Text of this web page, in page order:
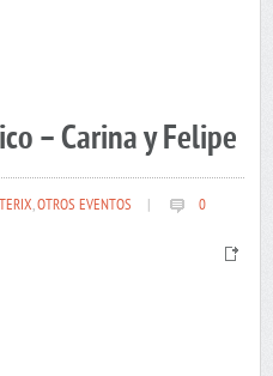
– Carina y Felipe
,OTROS EVENTOS 0